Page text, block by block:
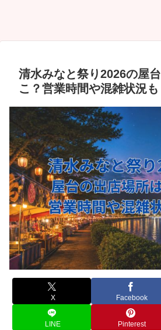
清水みなと祭り2026の屋
こ？営業時間や混雑状況も
X Facebook
LINE Pinterest